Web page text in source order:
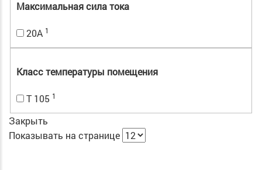
Максимальная сила тока
20А 1
Класс температуры помещения
T 105 1
Закрыть
Показывать на странице